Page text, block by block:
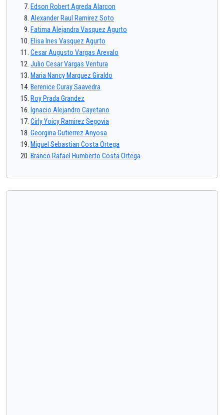
Edson Robert Agreda Alarcon
Alexander Raul Ramirez Soto
Fatima Alejandra Vasquez Agurto
Elisa Ines Vasquez Agurto
Cesar Augusto Vargas Arevalo
Julio Cesar Vargas Ventura
Maria Nancy Marquez Giraldo
Berenice Curay Saavedra
Roy Prada Grandez
Ignacio Alejandro Cayetano
Cirly Yoicy Ramirez Segovia
Georgina Gutierrez Anyosa
Miguel Sebastian Costa Ortega
Branco Rafael Humberto Costa Ortega